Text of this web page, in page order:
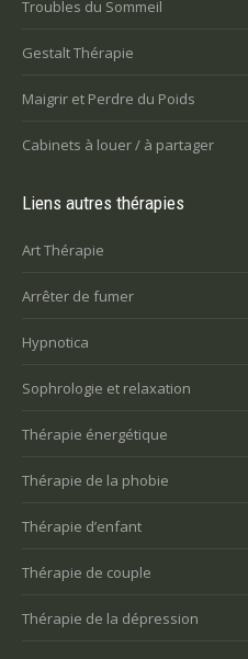
Troubles du Sommeil
Gestalt Thérapie
Maigrir et Perdre du Poids
Cabinets à louer / à partager
Liens autres thérapies
Art Thérapie
Arrêter de fumer
Hypnotica
Sophrologie et relaxation
Thérapie énergétique
Thérapie de la phobie
Thérapie d’enfant
Thérapie de couple
Thérapie de la dépression